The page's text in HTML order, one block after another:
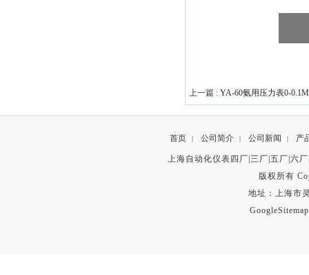
上一篇 : YA-60氨用压力表0-
首页 | 公司简介 | 公司新闻 | 产
上海自动化仪表四厂|三厂|五厂|六
版权所有
地址：上海市
GoogleSitemap